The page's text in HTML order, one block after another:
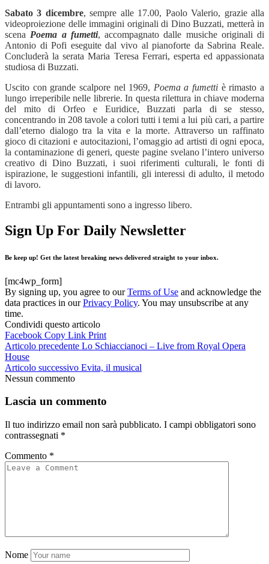
Sabato 3 dicembre, sempre alle 17.00, Paolo Valerio, grazie alla
videoproiezione delle immagini originali di Dino Buzzati, metterà in
scena Poema a fumetti, accompagnato dalle musiche originali di
Antonio di Pofi eseguite dal vivo al pianoforte da Sabrina Reale.
Concluderà la serata Maria Teresa Ferrari, esperta ed appassionata
studiosa di Buzzati.
Uscito con grande scalpore nel 1969, Poema a fumetti è rimasto a
lungo irreperibile nelle librerie. In questa rilettura in chiave moderna
del mito di Orfeo e Euridice, Buzzati parla di se stesso,
concentrando in 208 tavole a colori tutti i temi a lui più cari, a partire
dall’eterno dialogo tra la vita e la morte. Attraverso un raffinato
gioco di citazioni e autocitazioni, l’omaggio ad artisti di ogni epoca,
la contaminazione di generi, queste pagine svelano l’intero universo
creativo di Dino Buzzati, i suoi riferimenti culturali, le fonti di
ispirazione, le suggestioni infantili, gli interessi di adulto, il metodo
di lavoro.
Entrambi gli appuntamenti sono a ingresso libero.
Sign Up For Daily Newsletter
Be keep up! Get the latest breaking news delivered straight to your inbox.
[mc4wp_form]
By signing up, you agree to ourTerms of Use and acknowledge the
data practices in ourPrivacy Policy. You may unsubscribe at any
time.
Condividi questo articolo
Facebook Copy Link Print
Articolo precedente Lo Schiaccianoci – Live from Royal Opera
House
Articolo successivo Evita, il musical
Nessun commento
Lascia un commento
Il tuo indirizzo email non sarà pubblicato. I campi obbligatori sono
contrassegnati *
Commento *
Nome